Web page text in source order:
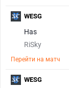
Has
RiSky
Перейти на матч
WESG
WESG